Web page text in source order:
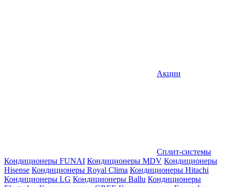
Акции
Сплит-системы
Кондиционеры FUNAI Кондиционеры MDV Кондиционеры
Hisense Кондиционеры Royal Clima Кондиционеры Hitachi
Кондиционеры LG Кондиционеры Ballu Кондиционеры